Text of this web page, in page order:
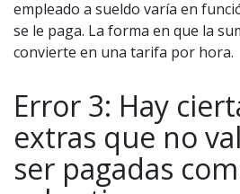
empleado a sueldo varía en
se le paga. La forma en que la
convierte en una tarifa por hora.
Error 3: Hay
extras que no
ser pagadas